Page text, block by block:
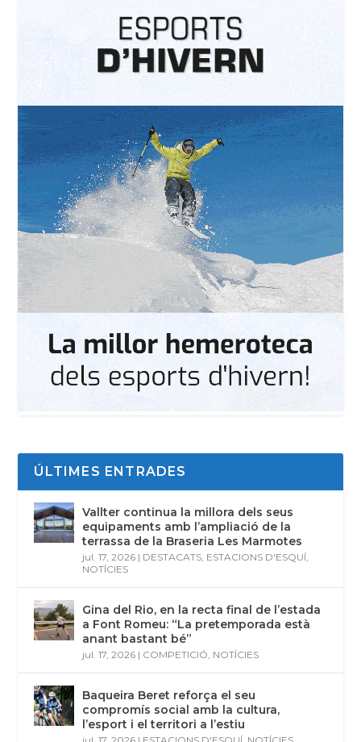
ÚLTIMES ENTRADES
Vallter continua la millora dels seus
equipaments amb l’ampliació de la
terrassa de la Braseria Les Marmotes
jul. 17, 2026 | DESTACATS ESTACIONS D'ESQUÍ
NOTÍCIES
Gina del Rio, en la recta final de l’estada
a Font Romeu: “La pretemporada està
anant bastant bé”
jul. 17, 2026 | COMPETICIÓ NOTÍCIES
Baqueira Beret reforça el seu
compromís social amb la cultura,
l’esport i el territori a l’estiu